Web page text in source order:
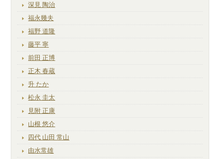
深見 陶治
福永幾夫
福野 道隆
藤平 寧
前田 正博
正木 春蔵
升 たか
松永 圭太
見附 正康
山根 悠介
四代 山田 常山
由水常雄